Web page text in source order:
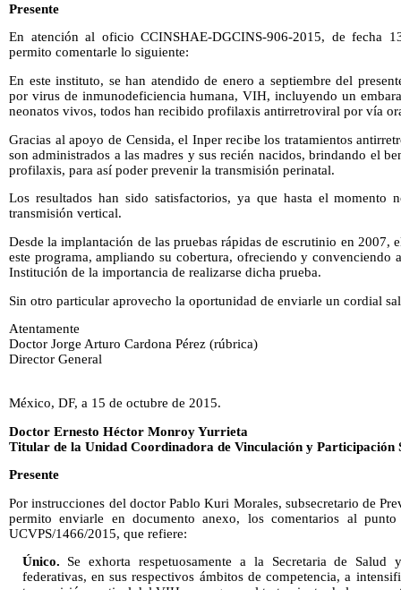
Presente
En atención al oficio CCINSHAE-DGCINS-906-2015, de fecha
permito comentarle lo siguiente:
En este instituto, se han atendido de enero a septiembre del
por virus de inmunodeficiencia humana, VIH, incluyendo un
neonatos vivos, todos han recibido profilaxis antirretroviral por vía
Gracias al apoyo de Censida, el Inper recibe los tratamientos
son administrados a las madres y sus recién nacidos, brindando el
profilaxis, para así poder prevenir la transmisión perinatal.
Los resultados han sido satisfactorios, ya que hasta el momento
transmisión vertical.
Desde la implantación de las pruebas rápidas de escrutinio en 2007,
este programa, ampliando su cobertura, ofreciendo y convenciendo
Institución de la importancia de realizarse dicha prueba.
Sin otro particular aprovecho la oportunidad de enviarle un cordial
Atentamente
Doctor Jorge Arturo Cardona Pérez (rúbrica)
Director General
México, DF, a 15 de octubre de 2015.
Doctor Ernesto Héctor Monroy Yurrieta
Titular de la Unidad Coordinadora de Vinculación y Participación
Presente
Por instrucciones del doctor Pablo Kuri Morales, subsecretario de
permito enviarle en documento anexo, los comentarios al
UCVPS/1466/2015, que refiere:
Único. Se exhorta respetuosamente a la Secretaria de
federativas, en sus respectivos ámbitos de competencia, a